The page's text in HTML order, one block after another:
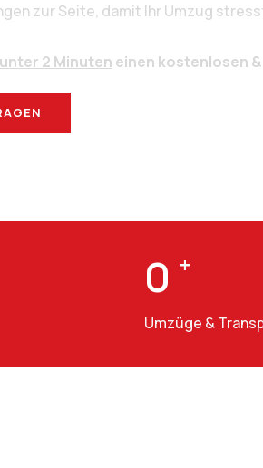
zur Seite, damit Ihr Umzug
2 Minuten einen kostenlosen
0 +
Umzüge &